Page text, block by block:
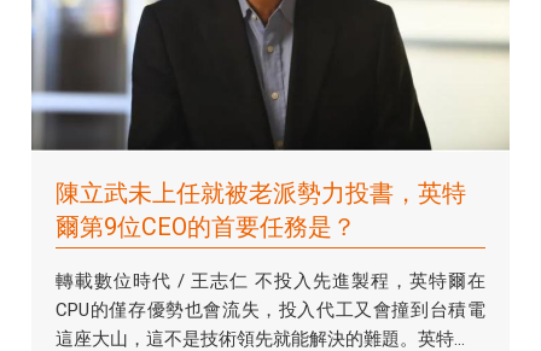
陳立武未上任就被老派勢力投書，英特
爾第9位CEO的首要任務是？
轉載數位時代 / 王志仁 不投入先進製程，英特爾在
CPU的僅存優勢也會流失，投入代工又會撞到台積電
這座大山，這不是技術領先就能解決的難題。英特...